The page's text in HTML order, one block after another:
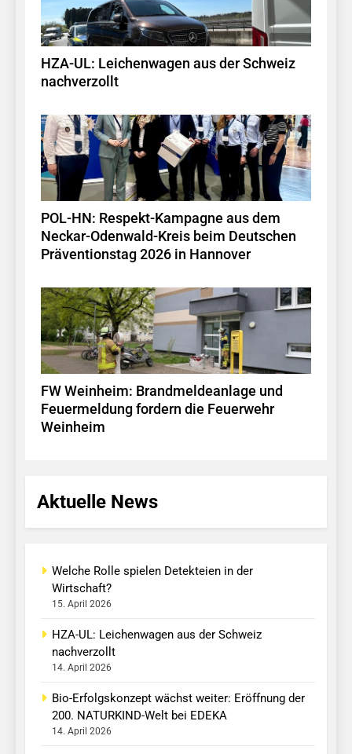
HZA-UL: Leichenwagen aus der Schweiz
nachverzollt
POL-HN: Respekt-Kampagne aus dem
Neckar-Odenwald-Kreis beim Deutschen
Präventionstag 2026 in Hannover
FW Weinheim: Brandmeldeanlage und
Feuermeldung fordern die Feuerwehr
Weinheim
Aktuelle News
Welche Rolle spielen Detekteien in der
Wirtschaft?
15. April 2026
HZA-UL: Leichenwagen aus der Schweiz
nachverzollt
14. April 2026
Bio-Erfolgskonzept wächst weiter: Eröffnung der
200. NATURKIND-Welt bei EDEKA
14. April 2026